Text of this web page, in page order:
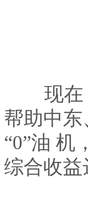
现在，
帮助中
“0”油 机
综合收益